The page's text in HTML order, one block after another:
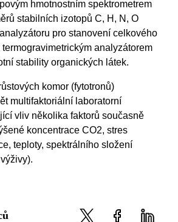
hmotnostním spektrometrem
stabilních izotopů C, H, N, O
pro stanovení celkového
analyzátorem
stability organických látek.
komor (fytotronů)
multifaktoriální laboratorní
vliv několika faktorů současně
koncentrace CO2, stres
teploty, spektrálního složení